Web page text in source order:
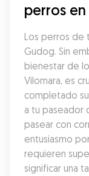
perros
Los perros de
Gudog. Sin
bienestar de
Vilomara, es
completado
a tu paseador
pasear con
entusiasmo
requieren
significar una